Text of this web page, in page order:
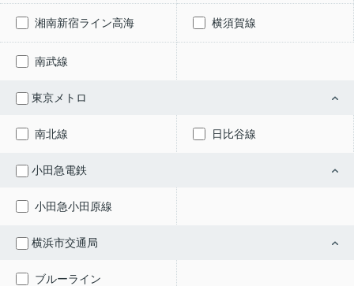
湘南新宿ライン高海 横須賀線
南武線
東京メトロ
南北線 日比谷線
小田急電鉄
小田急小田原線
横浜市交通局
ブルーライン